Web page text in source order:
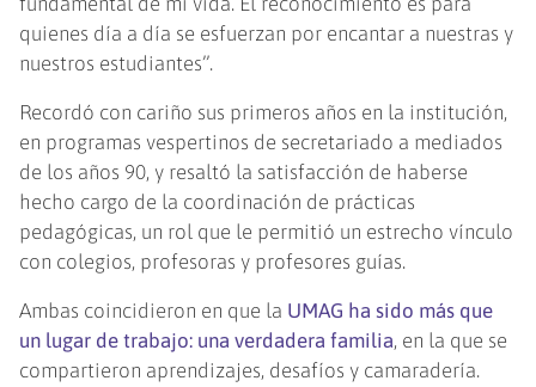
quienes día a día se esfuerzan por encantar a nuestras y
nuestros estudiantes”.
Recordó con cariño sus primeros años en la institución,
en programas vespertinos de secretariado a mediados
de los años 90, y resaltó la satisfacción de haberse
hecho cargo de la coordinación de prácticas
pedagógicas, un rol que le permitió un estrecho vínculo
con colegios, profesoras y profesores guías.
Ambas coincidieron en que la UMAG ha sido más que
un lugar de trabajo: una verdadera familia, en la que se
compartieron aprendizajes, desafíos y camaradería.